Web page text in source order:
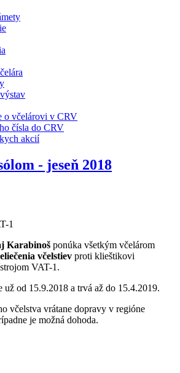
o včelárovi v CRV
čísla do CRV
akcií
- jeseň 2018
1
Karabinoš ponúka všetkým včelárom
včelstiev proti klieštikovi
VAT-1.
už od 15.9.2018 a trvá až do 15.4.2019.
včelstva vrátane dopravy v regióne
je možná dohoda.